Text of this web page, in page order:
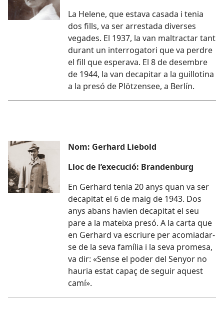
La Helene, que estava casada i tenia
dos fills, va ser arrestada diverses
vegades. El 1937, la van maltractar tant
durant un interrogatori que va perdre
el fill que esperava. El 8 de desembre
de 1944, la van decapitar a la guillotina
a la presó de Plötzensee, a Berlín.
Nom: Gerhard Liebold
Lloc de l’execució: Brandenburg
En Gerhard tenia 20 anys quan va ser
decapitat el 6 de maig de 1943. Dos
anys abans havien decapitat el seu
pare a la mateixa presó. A la carta que
en Gerhard va escriure per acomiadar-
se de la seva família i la seva promesa,
va dir: «Sense el poder del Senyor no
hauria estat capaç de seguir aquest
camí».